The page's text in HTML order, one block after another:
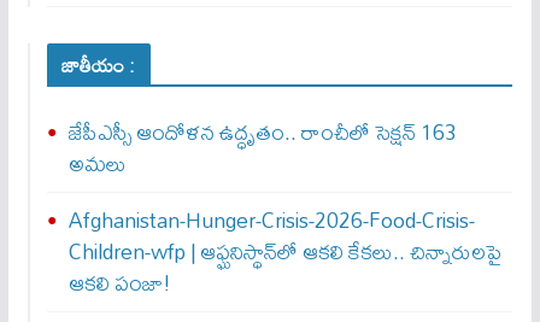
జాతీయం :
జేపీఎస్సీ ఆందోళన ఉద్ధృతం.. రాంచీలో సెక్షన్‌ 163
అమలు
Afghanistan-Hunger-Crisis-2026-Food-Crisis-
Children-wfp | ఆఫ్ఘనిస్థాన్‌లో ఆకలి కేకలు.. చిన్నారులపై
ఆకలి పంజా!